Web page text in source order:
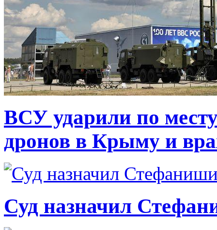
ВСУ ударили по
дронов в Крыму и
Суд назначил